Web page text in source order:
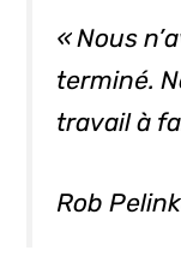
« Nous
terminé.
travail à
Rob